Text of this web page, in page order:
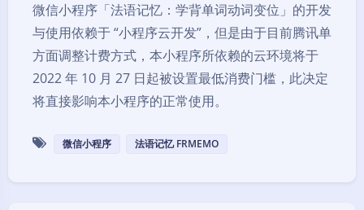
微信小程序「法语记忆：学背单词动词变位」的开发
与使用依赖于 “小程序云开发”，但是由于目前腾讯单
方面调整计费方式，本小程序所依赖的云环境将于
2022 年 10 月 27 日起被设置最低消费门槛，此决定
将直接影响本小程序的正常使用。
微信小程序 法语记忆 FRMEMO